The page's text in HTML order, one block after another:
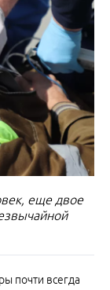
еще двое
почти всегда